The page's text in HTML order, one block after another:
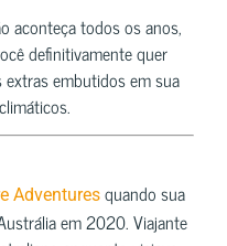
aconteça todos os anos,
definitivamente quer
embutidos em sua
Adventures quando sua
em 2020. Viajante